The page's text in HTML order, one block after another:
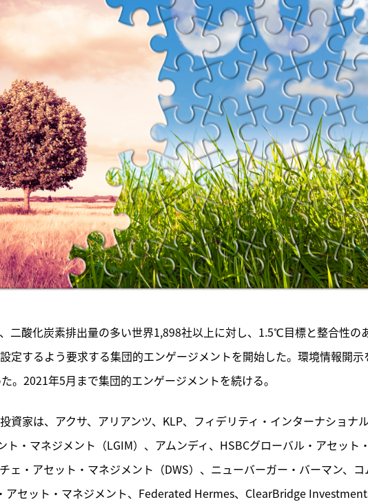
二酸化炭素排出量の多い世界1,898社以上に対し、1.5℃目標と整合性の
定するよう要求する集団的エンゲージメントを開始した。環境情報開示
。2021年5月まで集団的エンゲージメントを続ける。
資家は、 アクサ、アリアンツ、KLP、フィデリティ・インターナショナ
・マネジメント（LGIM）、アムンディ、HSBCグローバル・アセット
ェ・アセット・マネジメント（DWS）、ニューバーガー・バーマン、コ
アセット・マネジメント、Federated Hermes、ClearBridge Investments